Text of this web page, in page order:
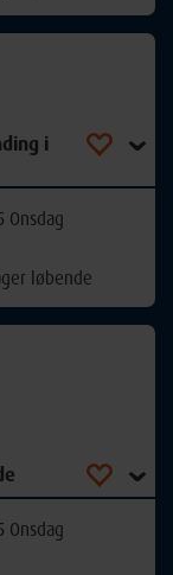
i
Onsdag
løbende
Onsdag